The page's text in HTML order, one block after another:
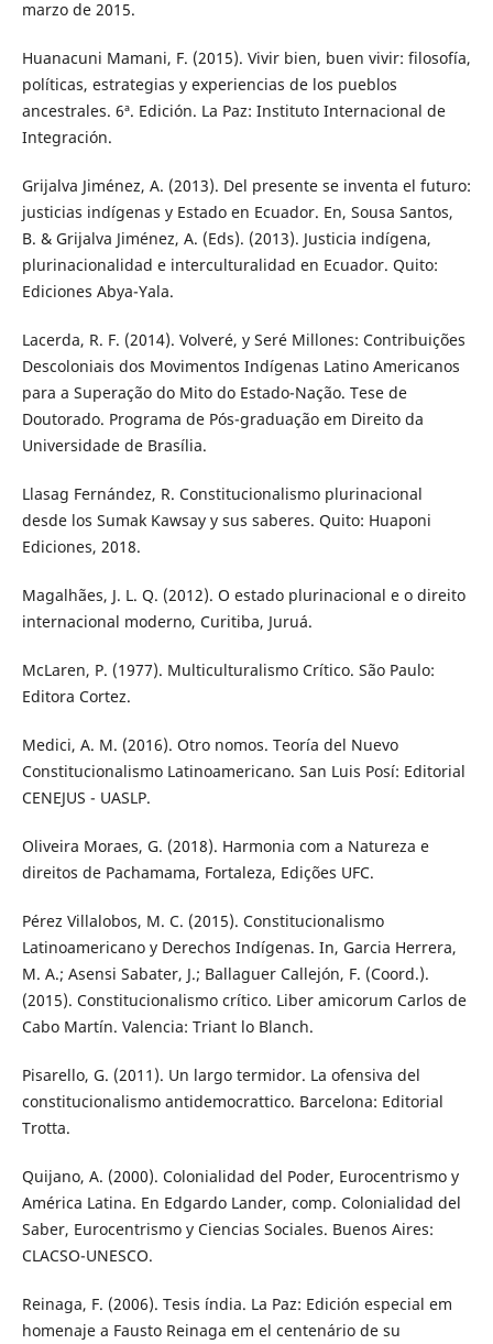
marzo de 2015.
Huanacuni Mamani, F. (2015). Vivir bien, buen vivir: filosofía,
políticas, estrategias y experiencias de los pueblos
ancestrales. 6ª. Edición. La Paz: Instituto Internacional de
Integración.
Grijalva Jiménez, A. (2013). Del presente se inventa el futuro:
justicias indígenas y Estado en Ecuador. En, Sousa Santos,
B. & Grijalva Jiménez, A. (Eds). (2013). Justicia indígena,
plurinacionalidad e interculturalidad en Ecuador. Quito:
Ediciones Abya-Yala.
Lacerda, R. F. (2014). Volveré, y Seré Millones: Contribuições
Descoloniais dos Movimentos Indígenas Latino Americanos
para a Superação do Mito do Estado-Nação. Tese de
Doutorado. Programa de Pós-graduação em Direito da
Universidade de Brasília.
Llasag Fernández, R. Constitucionalismo plurinacional
desde los Sumak Kawsay y sus saberes. Quito: Huaponi
Ediciones, 2018.
Magalhães, J. L. Q. (2012). O estado plurinacional e o direito
internacional moderno, Curitiba, Juruá.
McLaren, P. (1977). Multiculturalismo Crítico. São Paulo:
Editora Cortez.
Medici, A. M. (2016). Otro nomos. Teoría del Nuevo
Constitucionalismo Latinoamericano. San Luis Posí: Editorial
CENEJUS - UASLP.
Oliveira Moraes, G. (2018). Harmonia com a Natureza e
direitos de Pachamama, Fortaleza, Edições UFC.
Pérez Villalobos, M. C. (2015). Constitucionalismo
Latinoamericano y Derechos Indígenas. In, Garcia Herrera,
M. A.; Asensi Sabater, J.; Ballaguer Callejón, F. (Coord.).
(2015). Constitucionalismo crítico. Liber amicorum Carlos de
Cabo Martín. Valencia: Triant lo Blanch.
Pisarello, G. (2011). Un largo termidor. La ofensiva del
constitucionalismo antidemocrattico. Barcelona: Editorial
Trotta.
Quijano, A. (2000). Colonialidad del Poder, Eurocentrismo y
América Latina. En Edgardo Lander, comp. Colonialidad del
Saber, Eurocentrismo y Ciencias Sociales. Buenos Aires:
CLACSO-UNESCO.
Reinaga, F. (2006). Tesis índia. La Paz: Edición especial em
homenaje a Fausto Reinaga em el centenário de su